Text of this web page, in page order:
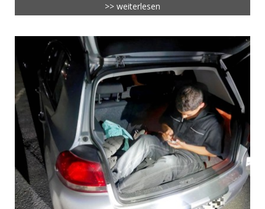
>> weiterlesen